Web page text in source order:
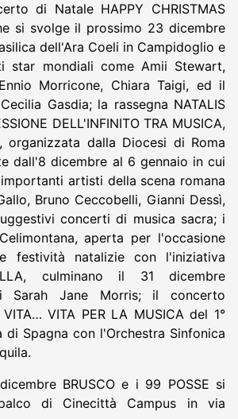
di Natale HAPPY CHRISTMAS
si svolge il prossimo 23 dicembre
dell'Ara Coeli in Campidoglio e
star mondiali come Amii Stewart,
Morricone, Chiara Taigi, ed il
Gasdia; la rassegna NATALIS
DELL'INFINITO TRA MUSICA,
organizzata dalla Diocesi di Roma
dall'8 dicembre al 6 gennaio in cui
artisti della scena romana
Bruno Ceccobelli, Gianni Dessì,
concerti di musica sacra; i
aperta per l'occasione
festività natalizie con l'iniziativa
culminano il 31 dicembre
Sarah Jane Morris; il concerto
VITA PER LA MUSICA del 1°
di Spagna con l'Orchestra Sinfonica
BRUSCO e i 99 POSSE si
di Cinecittà Campus in via